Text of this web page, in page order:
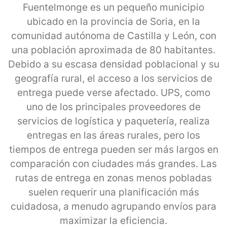
Fuentelmonge es un pequeño municipio
ubicado en la provincia de Soria, en la
comunidad autónoma de Castilla y León, con
una población aproximada de 80 habitantes.
Debido a su escasa densidad poblacional y su
geografía rural, el acceso a los servicios de
entrega puede verse afectado. UPS, como
uno de los principales proveedores de
servicios de logística y paquetería, realiza
entregas en las áreas rurales, pero los
tiempos de entrega pueden ser más largos en
comparación con ciudades más grandes. Las
rutas de entrega en zonas menos pobladas
suelen requerir una planificación más
cuidadosa, a menudo agrupando envíos para
maximizar la eficiencia.